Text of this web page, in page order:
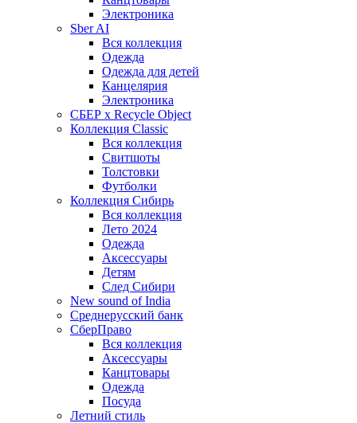
Электроника
Sber AI
Вся коллекция
Одежда
Одежда для детей
Канцелярия
Электроника
СБЕР x Recycle Object
Коллекция Classic
Вся коллекция
Свитшоты
Толстовки
Футболки
Коллекция Сибирь
Вся коллекция
Лето 2024
Одежда
Аксессуары
Детям
След Сибири
New sound of India
Среднерусский банк
СберПраво
Вся коллекция
Аксессуары
Канцтовары
Одежда
Посуда
Летний стиль